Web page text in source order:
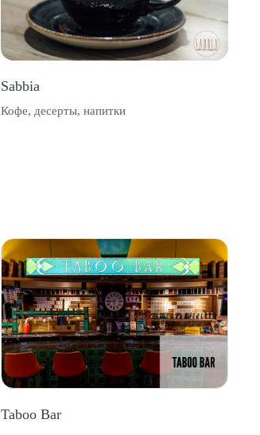
Sabbia
Кофе, десерты, напитки
Taboo Bar